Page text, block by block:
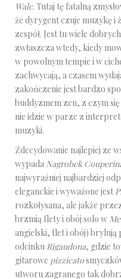
Walc. Tutaj tę fatalną
że dyrygent czuje muzykę i
zespół. Jest tu wiele
zwłaszcza wtedy, kiedy
w powolnym tempie i w
zachwycają, a czasem
zakończenie jest bardzo
buddyzmem zen, z czym
nie idzie w parze z
muzyki.
Zdecydowanie najlepiej ze
wypada Nagrobek
najwyraźniej najbardziej
eleganckie i wyważone jest
rozkołysana, ale jakże
brzmią flety i obój solo w
angielski, flet i obój)
odcinku Rigaudona, gdzie
gitarowe pizzicato
utworu zagranego tak